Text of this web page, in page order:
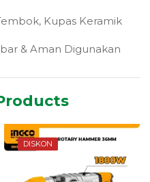
Kupas Keramik
& Aman Digunakan
DISKON